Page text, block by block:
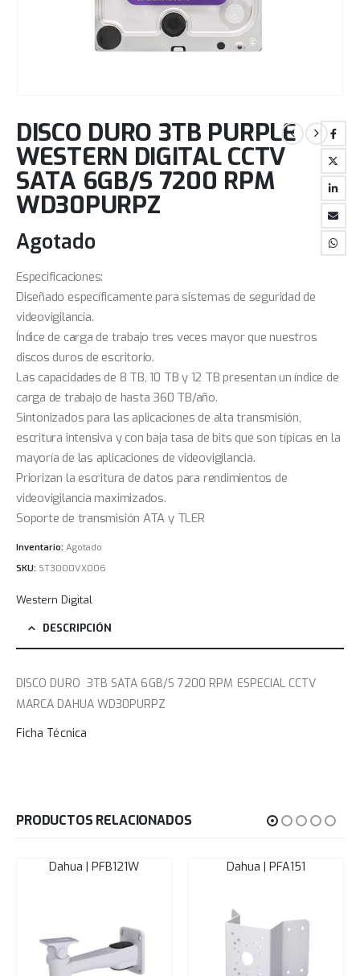
DISCO DURO 3TB PURPLE
WESTERN DIGITAL CCTV
SATA 6GB/S 7200 RPM
WD30PURPZ
Agotado
Especificaciones:
Diseñado específicamente para sistemas de seguridad de
videovigilancia.
Índice de carga de trabajo tres veces mayor que nuestros
discos duros de escritorio.
Las capacidades de 8 TB, 10 TB y 12 TB presentan un índice de
carga de trabajo de hasta 360 TB/año.
Sintonizados para las aplicaciones de alta transmisión,
escritura intensiva y con baja tasa de bits que son típicas en la
mayoría de las aplicaciones de videovigilancia.
Priorizan la escritura de datos para rendimientos de
videovigilancia maximizados.
Soporte de transmisión ATA y TLER
Inventario: Agotado
SKU: ST3000VX006
Western Digital
DESCRIPCIÓN
DISCO DURO 3TB SATA 6GB/S 7200 RPM ESPECIAL CCTV
MARCA DAHUA WD30PURPZ
Ficha Técnica
PRODUCTOS RELACIONADOS
Dahua | PFB121W Dahua | PFA151